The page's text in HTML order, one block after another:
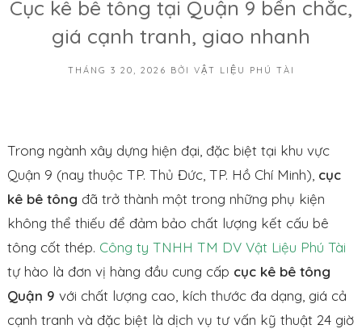
Cục kê bê tông tại Quận 9 bền chắc,
giá cạnh tranh, giao nhanh
THÁNG 3 20, 2026 BỞI VẬT LIỆU PHÚ TÀI
Trong ngành xây dựng hiện đại, đặc biệt tại khu vực
Quận 9 (nay thuộc TP. Thủ Đức, TP. Hồ Chí Minh), cục
kê bê tông đã trở thành một trong những phụ kiện
không thể thiếu để đảm bảo chất lượng kết cấu bê
tông cốt thép. Công ty TNHH TM DV Vật Liệu Phú Tài
tự hào là đơn vị hàng đầu cung cấp cục kê bê tông
Quận 9 với chất lượng cao, kích thước đa dạng, giá cả
cạnh tranh và đặc biệt là dịch vụ tư vấn kỹ thuật 24 giờ